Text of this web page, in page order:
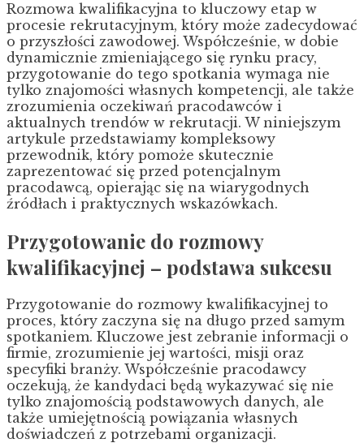
Rozmowa kwalifikacyjna to kluczowy etap w
procesie rekrutacyjnym, który może zadecydować
o przyszłości zawodowej. Współcześnie, w dobie
dynamicznie zmieniającego się rynku pracy,
przygotowanie do tego spotkania wymaga nie
tylko znajomości własnych kompetencji, ale także
zrozumienia oczekiwań pracodawców i
aktualnych trendów w rekrutacji. W niniejszym
artykule przedstawiamy kompleksowy
przewodnik, który pomoże skutecznie
zaprezentować się przed potencjalnym
pracodawcą, opierając się na wiarygodnych
źródłach i praktycznych wskazówkach.
Przygotowanie do rozmowy
kwalifikacyjnej – podstawa sukcesu
Przygotowanie do rozmowy kwalifikacyjnej to
proces, który zaczyna się na długo przed samym
spotkaniem. Kluczowe jest zebranie informacji o
firmie, zrozumienie jej wartości, misji oraz
specyfiki branży. Współcześnie pracodawcy
oczekują, że kandydaci będą wykazywać się nie
tylko znajomością podstawowych danych, ale
także umiejętnością powiązania własnych
doświadczeń z potrzebami organizacji.